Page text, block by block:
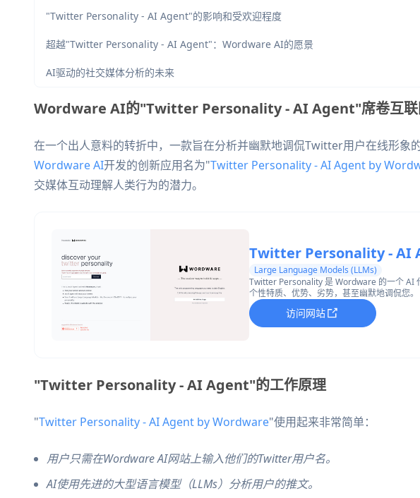
"Twitter Personality - AI Agent"的影响和受欢迎程度
超越"Twitter Personality - AI Agent"：Wordware AI的愿景
AI驱动的社交媒体分析的未来
Wordware AI的"Twitter Personality - AI Agent"席卷互联
在一个出人意料的转折中，一款旨在分析并幽默地调侃Twitter用户在线形象
Wordware AI开发的创新应用名为"Twitter Personality - AI Agent by
交媒体互动理解人类行为的潜力。
Twitter Personality - AI
Large Language Models (LLMs)
Twitter Personality 是 Wordware 的一个 AI
个性特质、优势、劣势，甚至幽默地调侃您。
访问网站
"Twitter Personality - AI Agent"的工作原理
"Twitter Personality - AI Agent by Wordware"使用起来非常简单：
用户只需在Wordware AI网站上输入他们的Twitter用户名。
AI使用先进的大型语言模型（LLMs）分析用户的推文。